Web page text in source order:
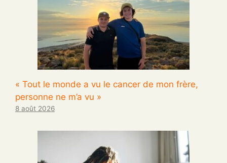
« Tout le monde a vu le cancer de mon frère,
personne ne m’a vu »
8 août 2026